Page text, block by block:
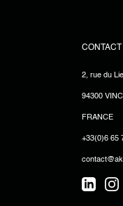
CONTACT
2, rue du
94300
FRANCE
+33(0)6 65